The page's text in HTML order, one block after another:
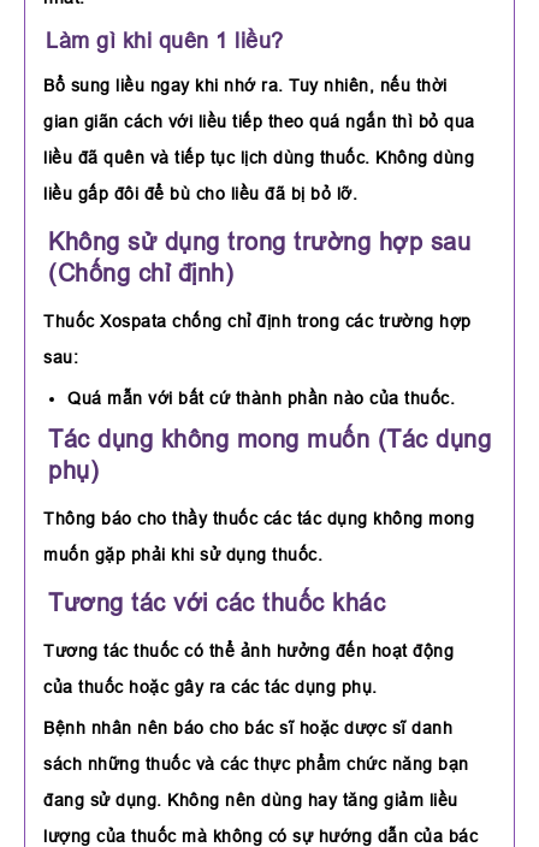
Làm gì khi quên 1 liều?
Bổ sung liều ngay khi nhớ ra. Tuy nhiên, nếu thời
gian giãn cách với liều tiếp theo quá ngắn thì bỏ qua
liều đã quên và tiếp tục lịch dùng thuốc. Không dùng
liều gấp đôi để bù cho liều đã bị bỏ lỡ.
Không sử dụng trong trường hợp sau
(Chống chỉ định)
Thuốc Xospata chống chỉ định trong các trường hợp
sau:
Quá mẫn với bất cứ thành phần nào của thuốc.
Tác dụng không mong muốn (Tác dụng
phụ)
Thông báo cho thầy thuốc các tác dụng không mong
muốn gặp phải khi sử dụng thuốc.
Tương tác với các thuốc khác
Tương tác thuốc có thể ảnh hưởng đến hoạt động
của thuốc hoặc gây ra các tác dụng phụ.
Bệnh nhân nên báo cho bác sĩ hoặc dược sĩ danh
sách những thuốc và các thực phẩm chức năng bạn
đang sử dụng. Không nên dùng hay tăng giảm liều
lượng của thuốc mà không có sự hướng dẫn của bác